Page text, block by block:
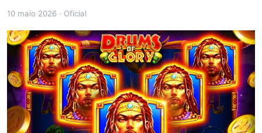
10 maio 2026 · Oficial